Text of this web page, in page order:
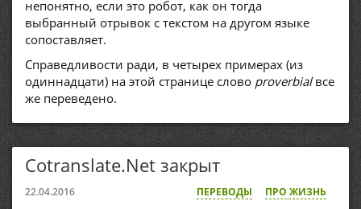
непонятно, если это робот, как он тогда
выбранный отрывок с текстом на другом языке
сопоставляет.
Справедливости ради, в четырех примерах (из
одиннадцати) на этой странице слово proverbialвсе
же переведено.
Cotranslate.Net закрыт
22.04.2016 ПЕРЕВОДЫ ПРО ЖИЗНЬ